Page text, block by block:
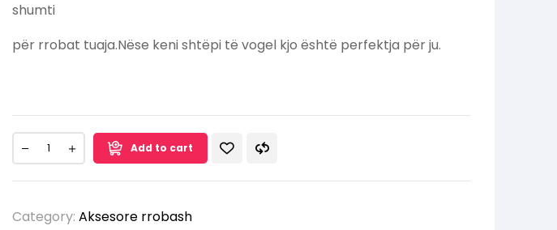
shumti
për rrobat tuaja.Nëse keni shtëpi të vogel kjo është perfektja për ju.
Add to cart
Category: Aksesore rrobash